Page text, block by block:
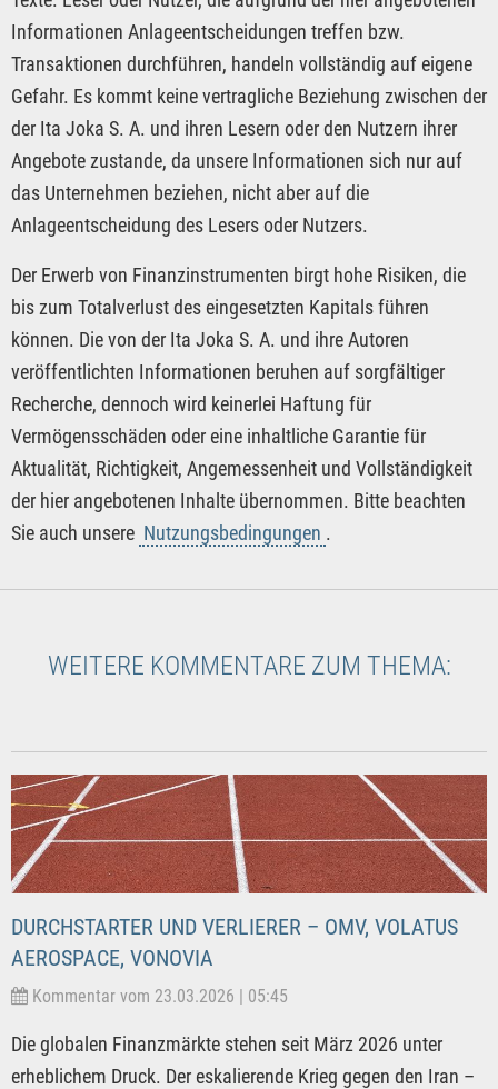
Informationen Anlageentscheidungen treffen bzw.
Transaktionen durchführen, handeln vollständig auf eigene
Gefahr. Es kommt keine vertragliche Beziehung zwischen der
der Ita Joka S. A. und ihren Lesern oder den Nutzern ihrer
Angebote zustande, da unsere Informationen sich nur auf
das Unternehmen beziehen, nicht aber auf die
Anlageentscheidung des Lesers oder Nutzers.
Der Erwerb von Finanzinstrumenten birgt hohe Risiken, die
bis zum Totalverlust des eingesetzten Kapitals führen
können. Die von der Ita Joka S. A. und ihre Autoren
veröffentlichten Informationen beruhen auf sorgfältiger
Recherche, dennoch wird keinerlei Haftung für
Vermögensschäden oder eine inhaltliche Garantie für
Aktualität, Richtigkeit, Angemessenheit und Vollständigkeit
der hier angebotenen Inhalte übernommen. Bitte beachten
Sie auch unsere Nutzungsbedingungen .
WEITERE KOMMENTARE ZUM THEMA:
DURCHSTARTER UND VERLIERER – OMV, VOLATUS
AEROSPACE, VONOVIA
Kommentar vom 23.03.2026 | 05:45
Die globalen Finanzmärkte stehen seit März 2026 unter
erheblichem Druck. Der eskalierende Krieg gegen den Iran –